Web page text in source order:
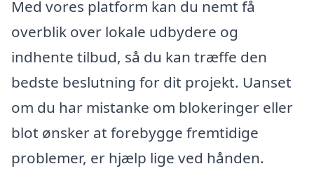
Med vores platform kan du nemt få
overblik over lokale udbydere og
indhente tilbud, så du kan træffe den
bedste beslutning for dit projekt. Uanset
om du har mistanke om blokeringer eller
blot ønsker at forebygge fremtidige
problemer, er hjælp lige ved hånden.